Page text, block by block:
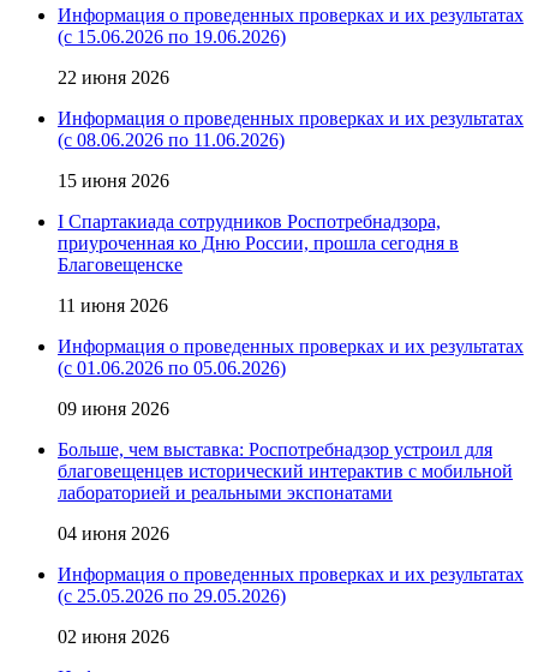
Информация о проведенных проверках и их результатах
(с 15.06.2026 по 19.06.2026)
22 июня 2026
Информация о проведенных проверках и их результатах
(с 08.06.2026 по 11.06.2026)
15 июня 2026
I Спартакиада сотрудников Роспотребнадзора,
приуроченная ко Дню России, прошла сегодня в
Благовещенске
11 июня 2026
Информация о проведенных проверках и их результатах
(с 01.06.2026 по 05.06.2026)
09 июня 2026
Больше, чем выставка: Роспотребнадзор устроил для
благовещенцев исторический интерактив с мобильной
лабораторией и реальными экспонатами
04 июня 2026
Информация о проведенных проверках и их результатах
(с 25.05.2026 по 29.05.2026)
02 июня 2026